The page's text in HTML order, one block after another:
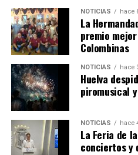
QUINTA CORRIDA DE LAS
2026
hace 4 días· Huelvatv
NOTICIAS hace
La
premio
Colombinas
NOTICIAS hace
Huelva
piromusical
NOTICIAS hace
La Feria de
conciertos y